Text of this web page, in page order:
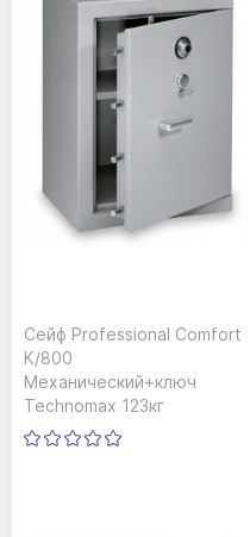
Сейф Professional Сomfort
K/800
Механический+ключ
Technomax 123кг